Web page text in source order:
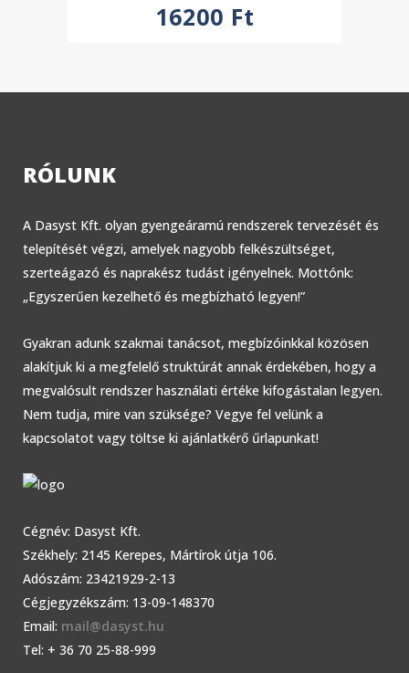
16200 Ft
RÓLUNK
A Dasyst Kft. olyan gyengeáramú rendszerek tervezését és
telepítését végzi, amelyek nagyobb felkészültséget,
szerteágazó és naprakész tudást igényelnek. Mottónk:
„Egyszerűen kezelhető és megbízható legyen!”
Gyakran adunk szakmai tanácsot, megbízóinkkal közösen
alakítjuk ki a megfelelő struktúrát annak érdekében, hogy a
megvalósult rendszer használati értéke kifogástalan legyen.
Nem tudja, mire van szüksége? Vegye fel velünk a
kapcsolatot vagy töltse ki ajánlatkérő űrlapunkat!
Cégnév: Dasyst Kft.
Székhely: 2145 Kerepes, Mártírok útja 106.
Adószám: 23421929-2-13
Cégjegyzékszám: 13-09-148370
Email: mail@dasyst.hu
Tel: + 36 70 25-88-999